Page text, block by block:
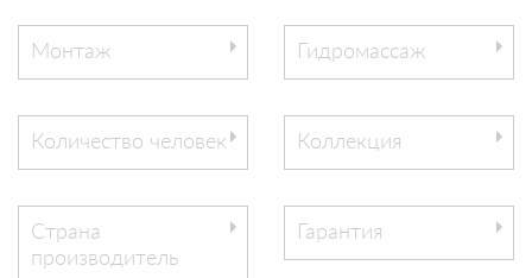
Монтаж Гидромассаж
Количество человек Коллекция
Страна
производитель
Гарантия